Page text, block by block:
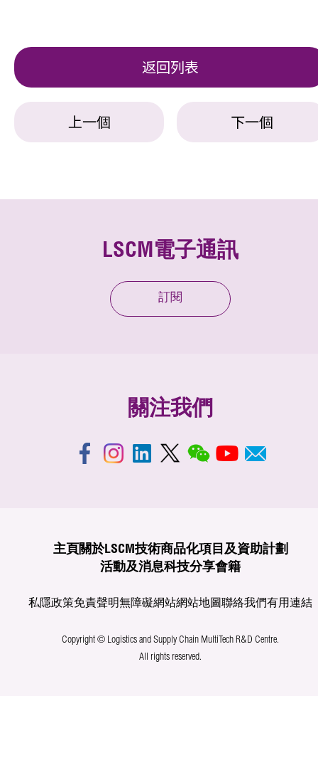
返回列表
上一個 下一個
LSCM電子通訊
訂閱
關注我們
主頁 關於LSCM技術商品化項目及資助計劃
活動及消息科技分享會籍
私隱政策免責聲明無障礙網站網站地圖聯絡我們有用連結
Copyright © Logistics and Supply Chain MultiTech R&D Centre.
All rights reserved.